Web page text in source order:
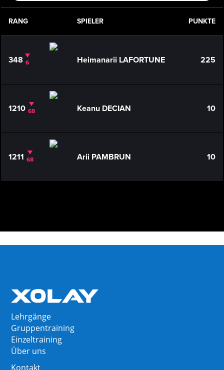
RANG SPIELER PUNKTE
348 6 Heimanarii LAFORTUNE 225
1210 68 Keanu DECIAN 10
1211 68 Arii PAMBRUN 10
Lehrgänge
Gruppentraining
Einzeltraining
Über uns
Kontakt